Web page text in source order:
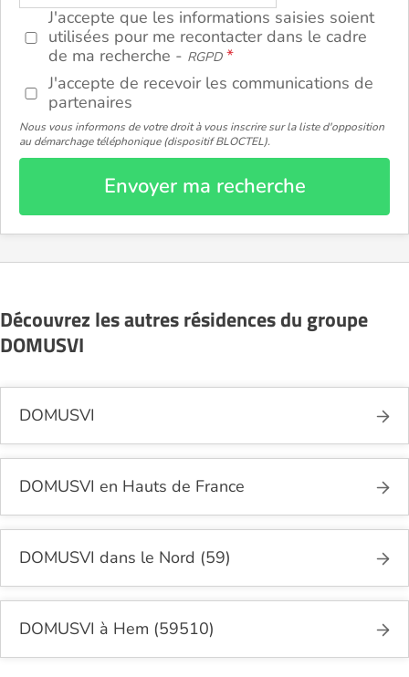
J'accepte que les informations saisies soient
utilisées pour me recontacter dans le cadre
de ma recherche - RGPD
J'accepte de recevoir les communications de
partenaires
Nous vous informons de votre droit à vous inscrire sur la liste d'opposition
au démarchage téléphonique (dispositif BLOCTEL).
Envoyer ma recherche
Découvrez les autres résidences du groupe
DOMUSVI
DOMUSVI
DOMUSVI en Hauts de France
DOMUSVI dans le Nord (59)
DOMUSVI à Hem (59510)